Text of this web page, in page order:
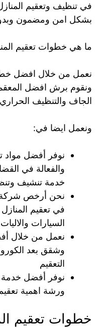
في تنظيف وتعقيم
بشكل امن ومضمون
ما هي خطوات تعقيم
نعمل من خلال افضل
ونقوم برش افضل
الجاف والتنظيف
ونعمل ايضا في:
نوفر أفضل مواد
والفعالة في
خدمة تنشيف
نحن أرخص شركة
في تعقيم
السيارات والاليات
نعمل من خلال
وشقق بعد
التعقيم
نوفر أفضل
ورشة اهمية
خطوات تعقيم